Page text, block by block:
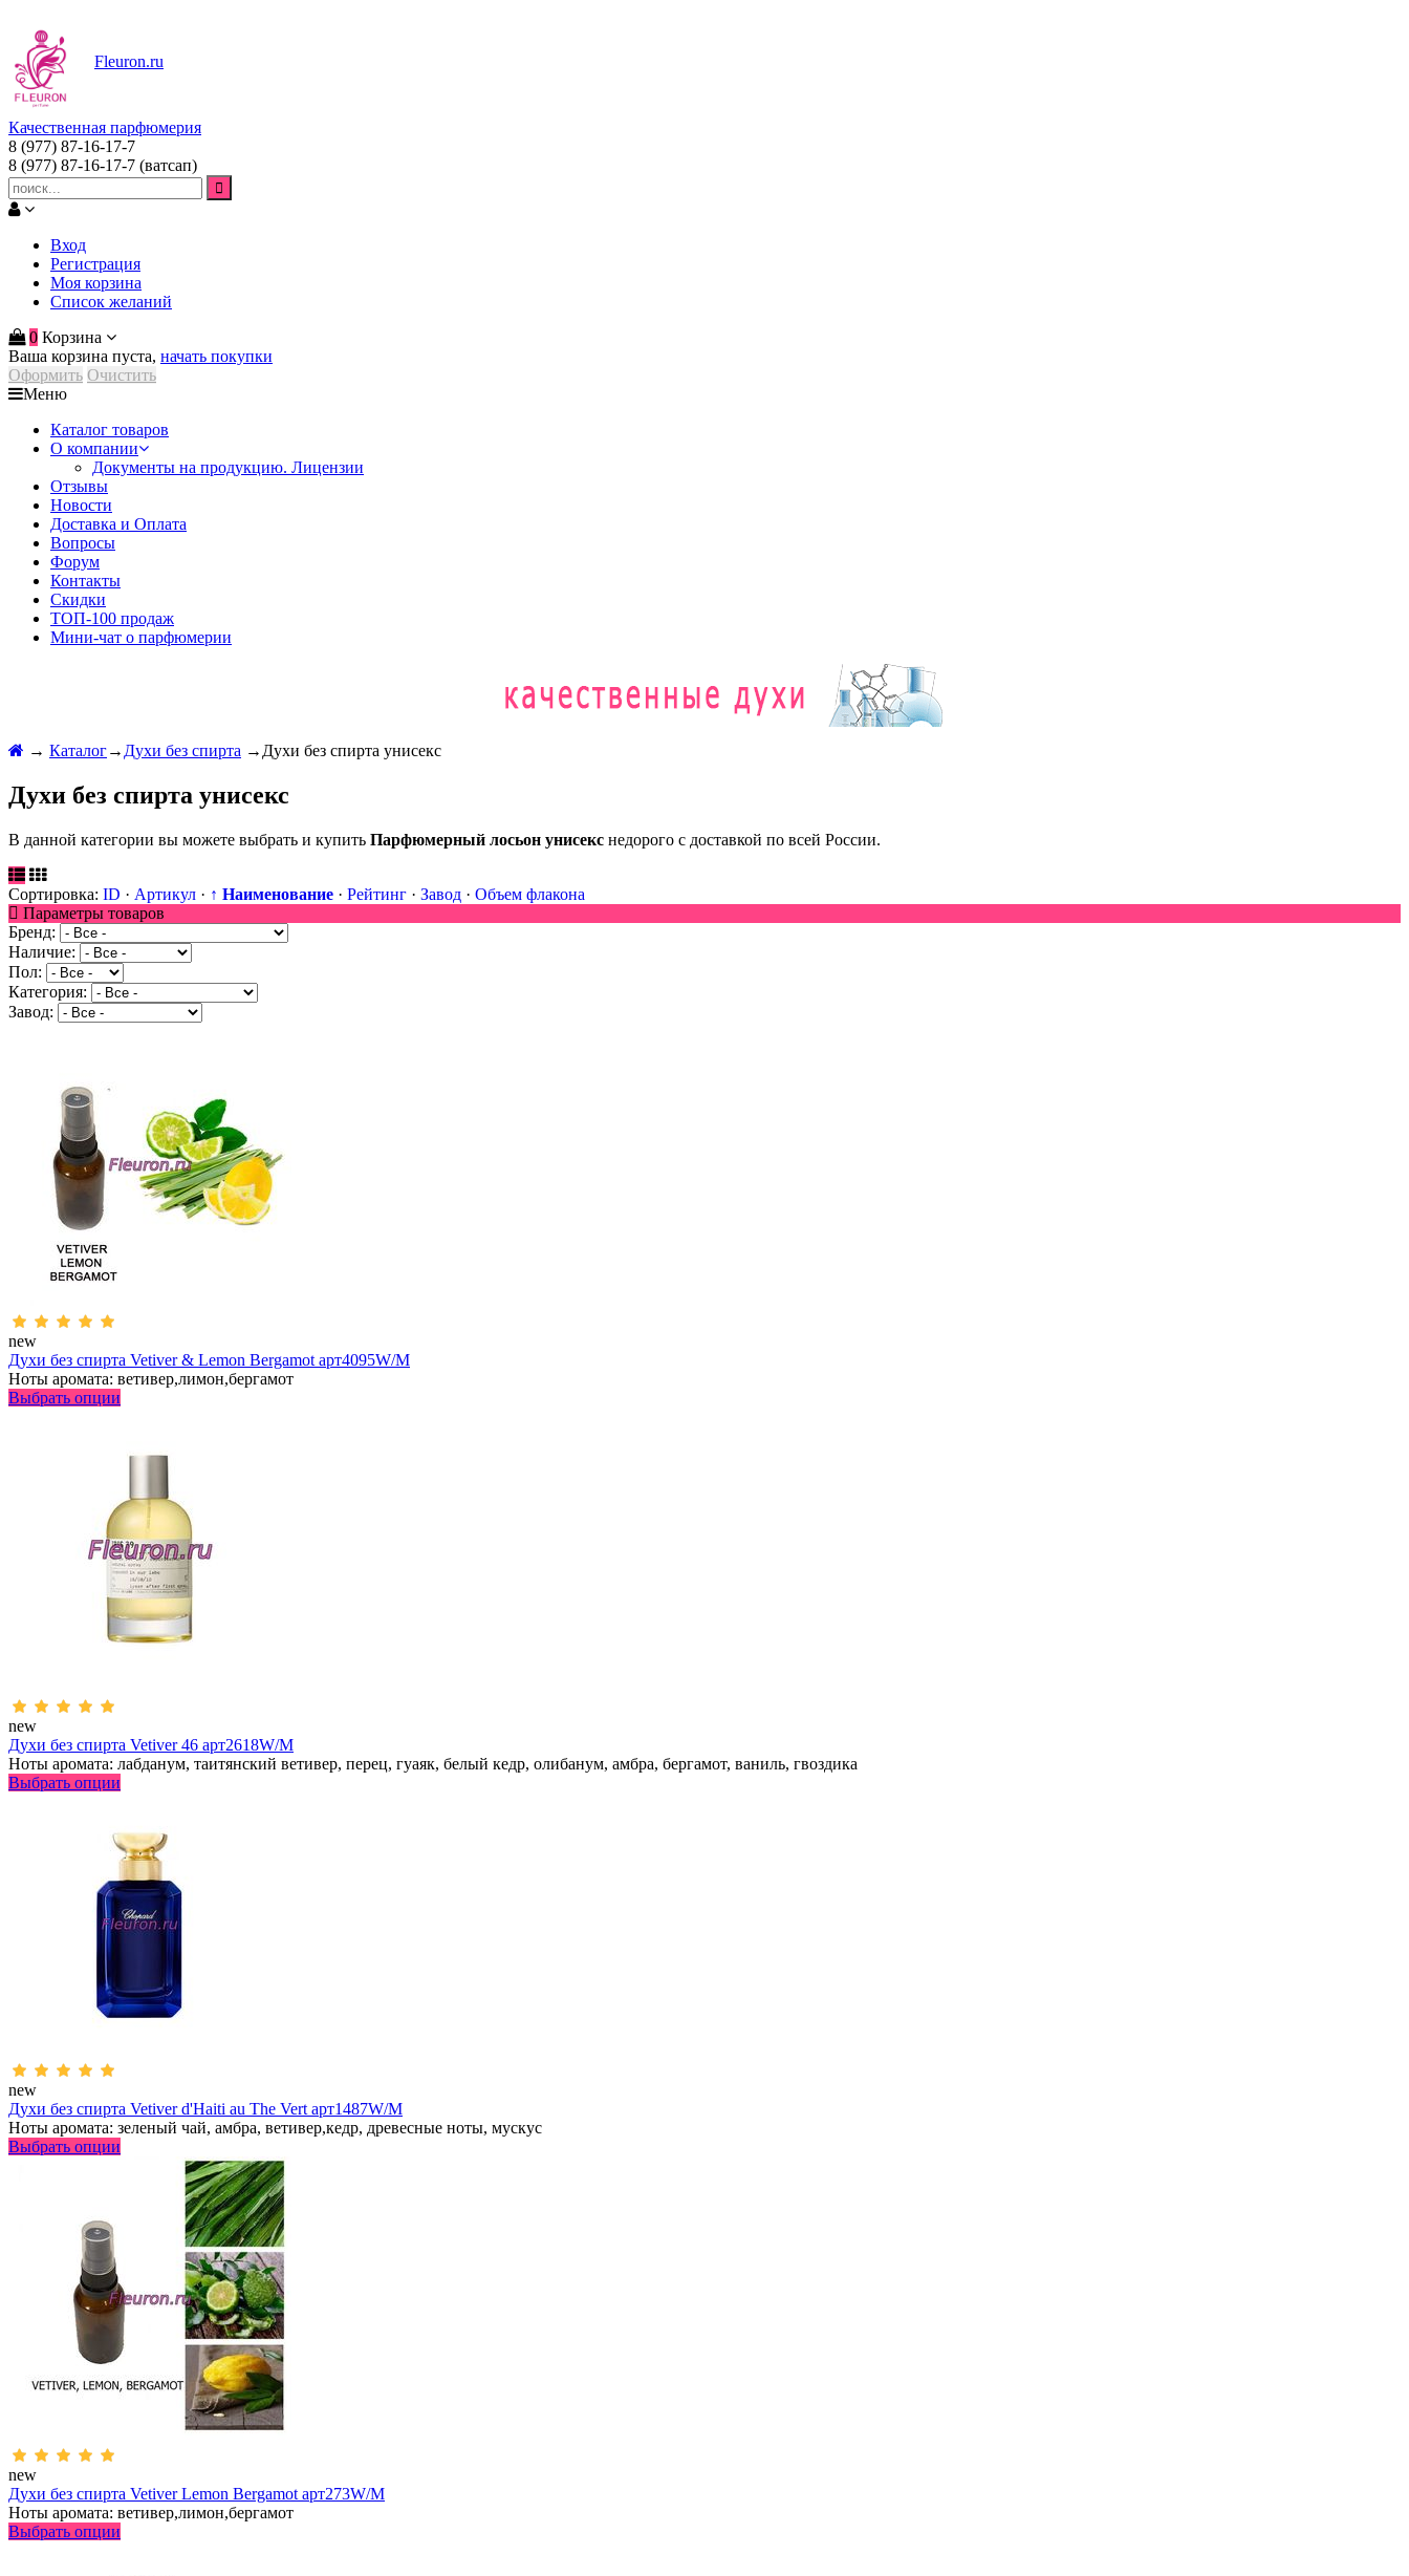
Fleuron.ru
Качественная парфюмерия
8 (977) 87-16-17-7
8 (977) 87-16-17-7 (ватсап)
Вход
Регистрация
Моя корзина
Список желаний
0 Корзина
Ваша корзина пуста, начать покупки
Оформить Очистить
Меню
Каталог товаров
О компании
Документы на продукцию. Лицензии
Отзывы
Новости
Доставка и Оплата
Вопросы
Форум
Контакты
Скидки
ТОП-100 продаж
Мини-чат о парфюмерии
→ Каталог→ Духи без спирта → Духи без спирта унисекс
Духи без спирта унисекс
В данной категории вы можете выбрать и купить Парфюмерный лосьон унисекс недорого с доставкой по всей России.
Сортировка: ID · Артикул · ↑ Наименование · Рейтинг · Завод · Объем флакона
Параметры товаров
Бренд:
Наличие:
Пол:
Категория:
Завод:
new
Духи без спирта Vetiver & Lemon Bergamot арт4095W/M
Ноты аромата: ветивер,лимон,бергамот
Выбрать опции
new
Духи без спирта Vetiver 46 арт2618W/M
Ноты аромата: лабданум, таитянский ветивер, перец, гуаяк, белый кедр, олибанум, амбра, бергамот, ваниль, гвоздика
Выбрать опции
new
Духи без спирта Vetiver d'Haiti au The Vert арт1487W/M
Ноты аромата: зеленый чай, амбра, ветивер,кедр, древесные ноты, мускус
Выбрать опции
new
Духи без спирта Vetiver Lemon Bergamot арт273W/M
Ноты аромата: ветивер,лимон,бергамот
Выбрать опции